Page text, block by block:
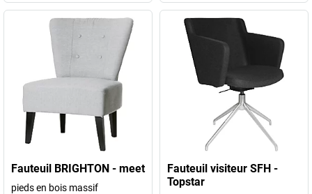
Fauteuil BRIGHTON - meet
pieds en bois massif
Fauteuil visiteur SFH -
Topstar